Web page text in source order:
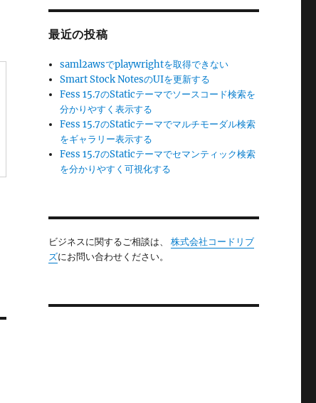
最近の投稿
saml2awsでplaywrightを取得できない
Smart Stock NotesのUIを更新する
Fess 15.7のStaticテーマでソースコード検索を
分かりやすく表示する
Fess 15.7のStaticテーマでマルチモーダル検索
をギャラリー表示する
Fess 15.7のStaticテーマでセマンティック検索
を分かりやすく可視化する
ビジネスに関するご相談は、 株式会社コードリブ
ズにお問い合わせください。